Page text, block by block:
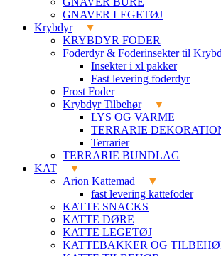
GNAVER LEGETØJ
Krybdyr
KRYBDYR FODER
Foderdyr & Foderinsekter til
Insekter i xl pakker
Fast levering foderdyr
Frost Foder
Krybdyr Tilbehør
LYS OG VARME
TERRARIE
Terrarier
TERRARIE BUNDLAG
KAT
Arion Kattemad
fast levering kattefoder
KATTE SNACKS
KATTE DØRE
KATTE LEGETØJ
KATTEBAKKER OG